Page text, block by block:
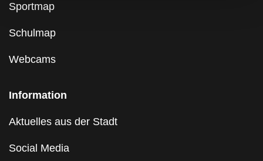
Sportmap
Schulmap
Webcams
Information
Aktuelles aus der Stadt
Social Media